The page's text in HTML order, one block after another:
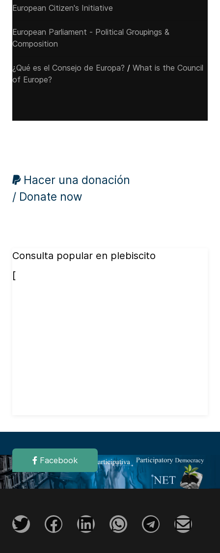
European Citizen's Initiative
European Parliament - Political Groupings &
Composition
¿Qué es el Consejo de Europa? / What is the Council
of Europe?
Hacer una donación
/ Donate now
Consulta popular en plebiscito
[
Facebook